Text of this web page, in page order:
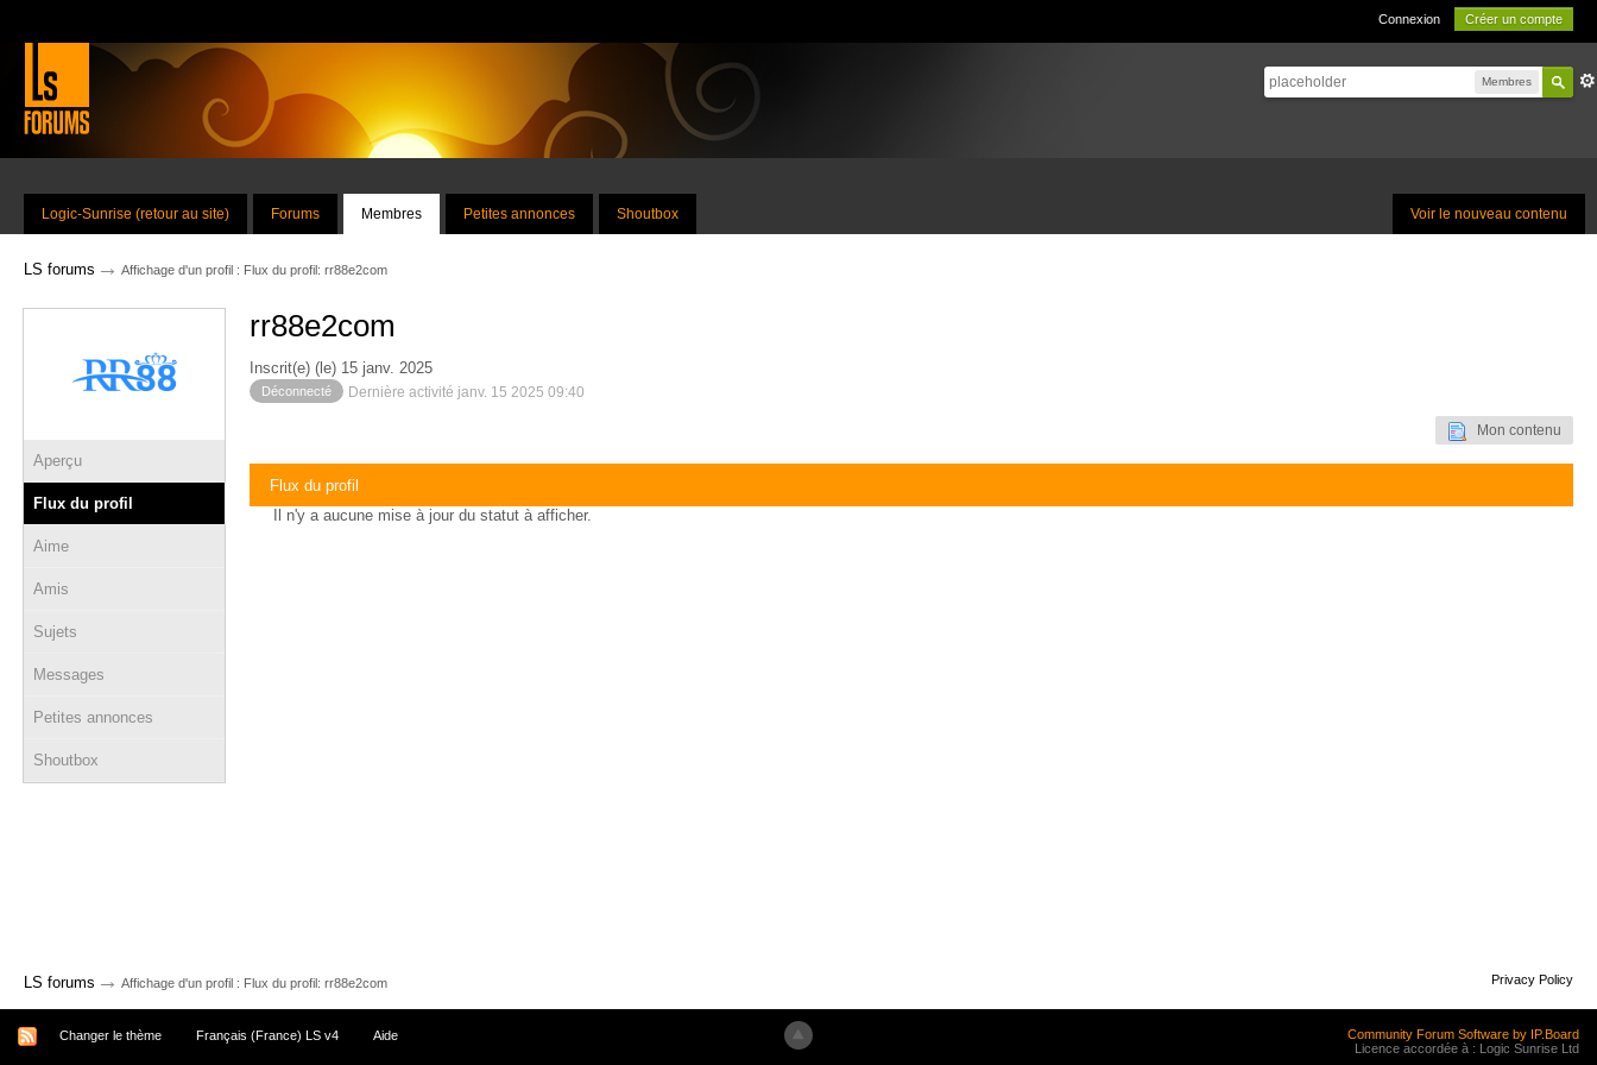
Connexion Créer un compte
Membres
Voir le nouveau contenu
Logic-Sunrise (retour au site) Forums Membres Petites annonces Shoutbox
LS forums → Affichage d'un profil : Flux du profil: rr88e2com
Aperçu
Flux du profil
Aime
Amis
Sujets
Messages
Petites annonces
Shoutbox
rr88e2com
Inscrit(e) (le) 15 janv. 2025
Déconnecté Dernière activité janv. 15 2025 09:40
Mon contenu
Flux du profil
Il n'y a aucune mise à jour du statut à afficher.
LS forums → Affichage d'un profil : Flux du profil: rr88e2com Privacy Policy
Changer le thème Français (France) LS v4 Aide
Community Forum Software by IP.Board
Licence accordée à : Logic Sunrise Ltd